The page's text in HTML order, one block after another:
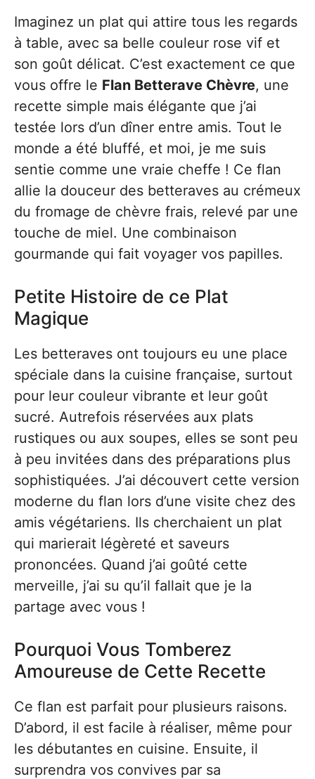
Imaginez un plat qui attire tous les regards
à table, avec sa belle couleur rose vif et
son goût délicat. C’est exactement ce que
vous offre le Flan Betterave Chèvre, une
recette simple mais élégante que j’ai
testée lors d’un dîner entre amis. Tout le
monde a été bluffé, et moi, je me suis
sentie comme une vraie cheffe ! Ce flan
allie la douceur des betteraves au crémeux
du fromage de chèvre frais, relevé par une
touche de miel. Une combinaison
gourmande qui fait voyager vos papilles.
Petite Histoire de ce Plat
Magique
Les betteraves ont toujours eu une place
spéciale dans la cuisine française, surtout
pour leur couleur vibrante et leur goût
sucré. Autrefois réservées aux plats
rustiques ou aux soupes, elles se sont peu
à peu invitées dans des préparations plus
sophistiquées. J’ai découvert cette version
moderne du flan lors d’une visite chez des
amis végétariens. Ils cherchaient un plat
qui marierait légèreté et saveurs
prononcées. Quand j’ai goûté cette
merveille, j’ai su qu’il fallait que je la
partage avec vous !
Pourquoi Vous Tomberez
Amoureuse de Cette Recette
Ce flan est parfait pour plusieurs raisons.
D’abord, il est facile à réaliser, même pour
les débutantes en cuisine. Ensuite, il
surprendra vos convives par sa